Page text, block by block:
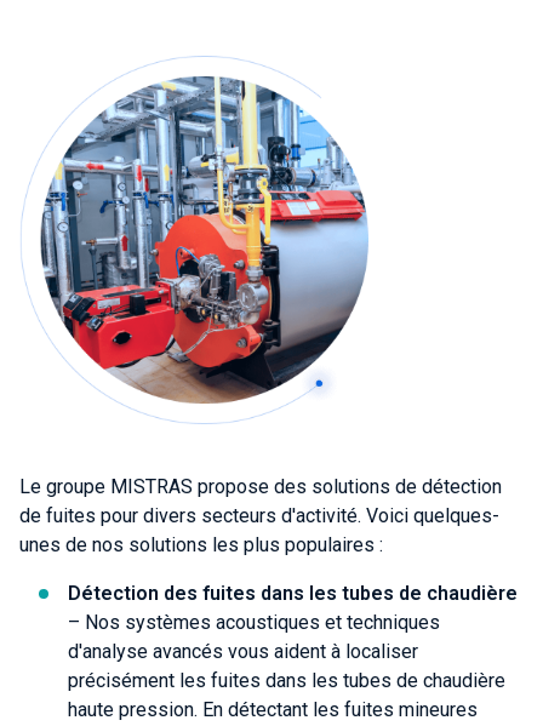
Le groupe MISTRAS propose des solutions de détection
de fuites pour divers secteurs d'activité. Voici quelques-
unes de nos solutions les plus populaires :
Détection des fuites dans les tubes de chaudière
– Nos systèmes acoustiques et techniques
d'analyse avancés vous aident à localiser
précisément les fuites dans les tubes de chaudière
haute pression. En détectant les fuites mineures